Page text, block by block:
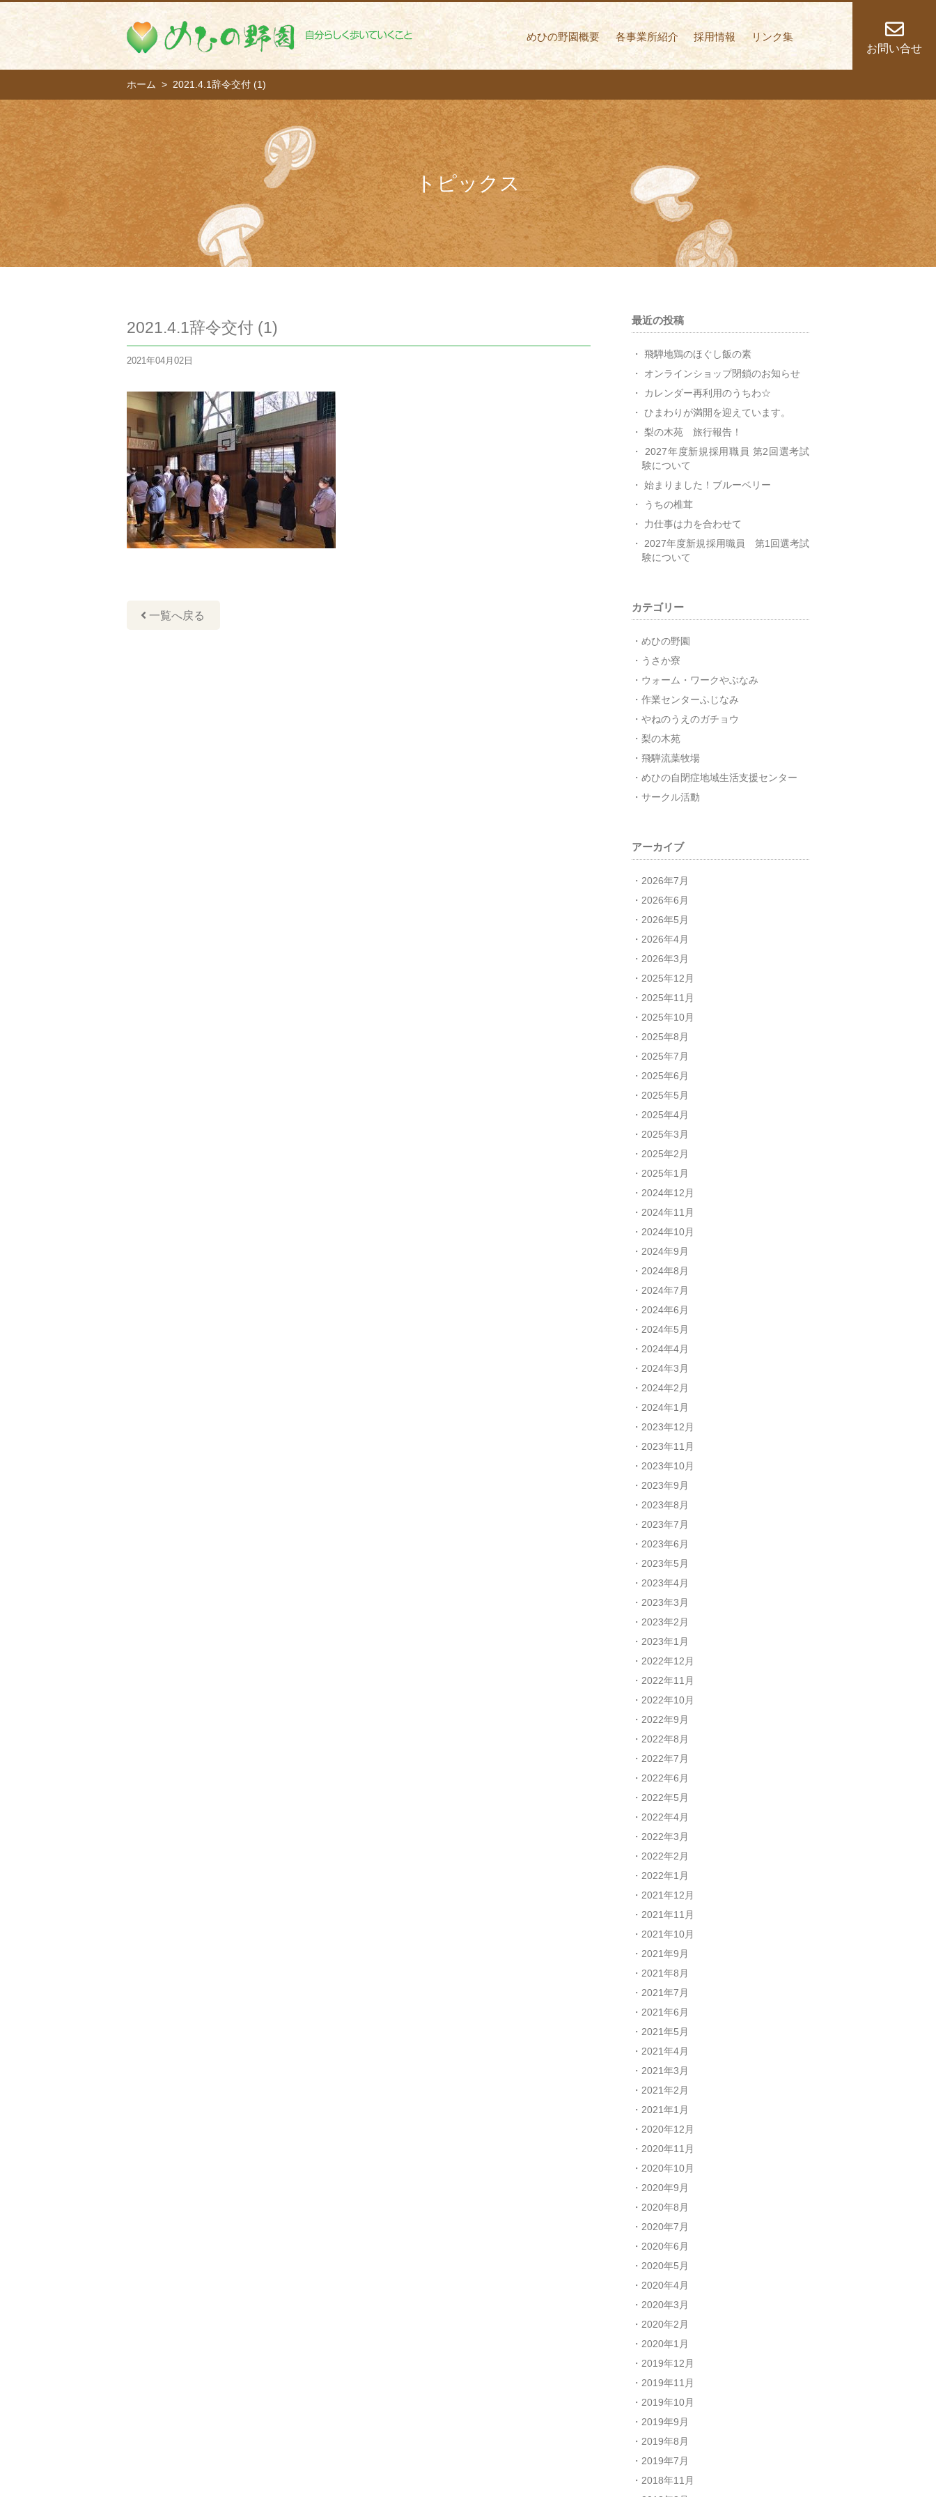
めひの野園 自分らしく歩いていくこと
めひの野園概要 各事業所紹介 採用情報
リンク集
お問い合せ
ホーム 2021.4.1辞令交付 (1)
トピックス
最近の投稿
飛騨地鶏のほぐし飯の素
オンラインショップ閉鎖のお知らせ
カレンダー再利用のうちわ☆
ひまわりが満開を迎えています。
梨の木苑 旅行報告！
2027年度新規採用職員 第2回選考試
験について
始まりました！ブルーベリー
うちの椎茸
力仕事は力を合わせて
2027年度新規採用職員 第1回選考試
験について
カテゴリー
めひの野園
うさか寮
ウォーム・ワークやぶなみ
作業センターふじなみ
やねのうえのガチョウ
梨の木苑
飛騨流葉牧場
めひの自閉症地域生活支援センター
サークル活動
アーカイブ
2026年7月
2026年6月
2026年5月
2026年4月
2026年3月
2025年12月
2025年11月
2025年10月
2025年8月
2025年7月
2025年6月
2025年5月
2025年4月
2025年3月
2025年2月
2025年1月
2024年12月
2024年11月
2024年10月
2024年9月
2024年8月
2024年7月
2024年6月
2024年5月
2024年4月
2024年3月
2024年2月
2024年1月
2023年12月
2023年11月
2023年10月
2023年9月
2023年8月
2023年7月
2023年6月
2023年5月
2023年4月
2023年3月
2023年2月
2023年1月
2022年12月
2022年11月
2022年10月
2022年9月
2022年8月
2022年7月
2022年6月
2022年5月
2022年4月
2022年3月
2022年2月
2022年1月
2021年12月
2021年11月
2021年10月
2021年9月
2021年8月
2021年7月
2021年6月
2021年5月
2021年4月
2021年3月
2021年2月
2021年1月
2020年12月
2020年11月
2020年10月
2020年9月
2020年8月
2020年7月
2020年6月
2020年5月
2020年4月
2020年3月
2020年2月
2020年1月
2019年12月
2019年11月
2019年10月
2019年9月
2019年8月
2019年7月
2018年11月
2021.4.1辞令交付 (1)
2021年04月02日
一覧へ戻る